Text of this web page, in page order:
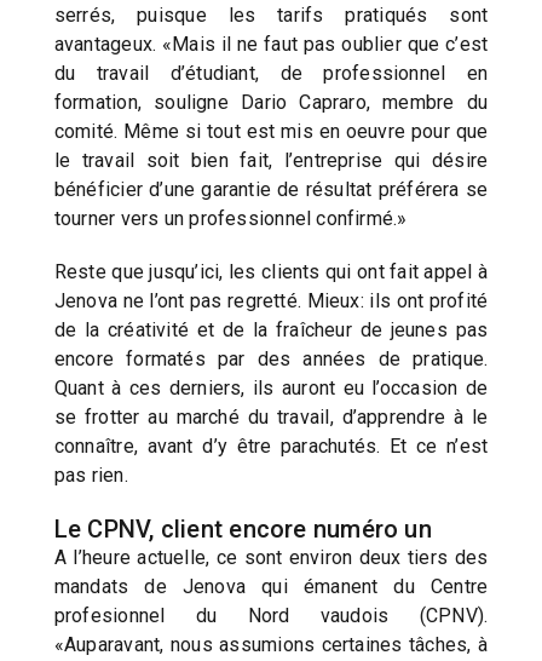
serrés, puisque les tarifs pratiqués sont
avantageux. «Mais il ne faut pas oublier que c’est
du travail d’étudiant, de professionnel en
formation, souligne Dario Capraro, membre du
comité. Même si tout est mis en oeuvre pour que
le travail soit bien fait, l’entreprise qui désire
bénéficier d’une garantie de résultat préférera se
tourner vers un professionnel confirmé.»
Reste que jusqu’ici, les clients qui ont fait appel à
Jenova ne l’ont pas regretté. Mieux: ils ont profité
de la créativité et de la fraîcheur de jeunes pas
encore formatés par des années de pratique.
Quant à ces derniers, ils auront eu l’occasion de
se frotter au marché du travail, d’apprendre à le
connaître, avant d’y être parachutés. Et ce n’est
pas rien.
Le CPNV, client encore numéro un
A l’heure actuelle, ce sont environ deux tiers des
mandats de Jenova qui émanent du Centre
profesionnel du Nord vaudois (CPNV).
«Auparavant, nous assumions certaines tâches, à